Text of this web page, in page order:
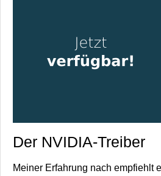
Der NVIDIA-Treiber
Meiner Erfahrung nach empfiehlt